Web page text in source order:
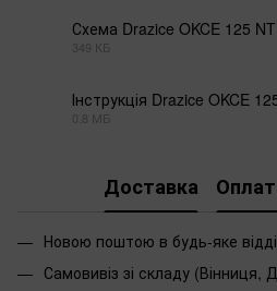
Схема Drazice OKCE 125
349 КБ
Інструкція Drazice OKCE
0.8 МБ
Доставка
Новою поштою в будь-яке
Самовивіз зі складу (Вінниця,